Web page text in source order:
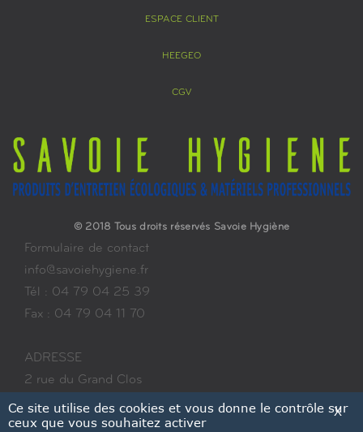
ESPACE CLIENT
HEEGEO
CGV
© 2018 Tous droits réservés Savoie Hygiène
Formulaire de contact
info@savoiehygiene.fr
Tél : 04 79 04 25 39
Fax : 04 79 04 11 70
ADRESSE
2 rue du Grand Clos
ZA les Colombières
73700 BOURG-SAINT-MAURICE
X
Ce site utilise des cookies et vous donne le contrôle sur
ceux que vous souhaitez activer